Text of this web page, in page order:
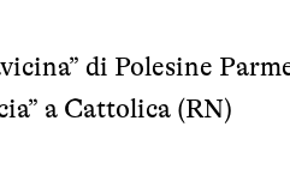
di Polesine
a Cattolica (RN)